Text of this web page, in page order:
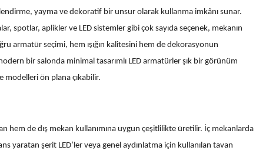
yayma ve dekoratif bir unsur olarak kullanma imkânı sunar.
spotlar, aplikler ve LED sistemler gibi çok sayıda seçenek, mekanın
armatür seçimi, hem ışığın kalitesini hem de dekorasyonun
bir salonda minimal tasarımlı LED armatürler şık bir görünüm
modelleri ön plana çıkabilir.
hem de dış mekan kullanımına uygun çeşitlilikte üretilir. İç mekanlarda
yaratan şerit LED’ler veya genel aydınlatma için kullanılan tavan